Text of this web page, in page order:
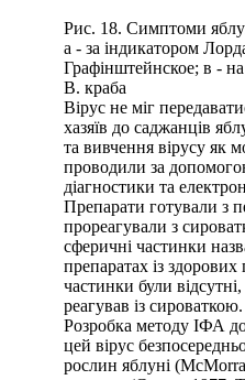
Рис. 18. Симптоми
а - за індикатором
Графінштейнское; в -
В. краба
Вірус не міг
хазяїв до саджанців
та вивчення вірусу як
проводили за
діагностики та
Препарати готували з
прореагували з
сферичні частинки
препаратах із
частинки були
реагував із сироваткою.
Розробка методу ІФА
цей вірус
рослин яблуні